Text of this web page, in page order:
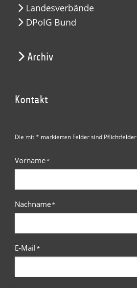
Landesverbände
DPolG Bund
Archiv
Kontakt
Die mit * markierten Felder sind Pflichtfelder
Vorname*
Nachname*
E-Mail*